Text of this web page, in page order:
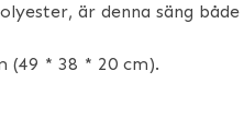
är denna säng
(49 * 38 * 20 cm).